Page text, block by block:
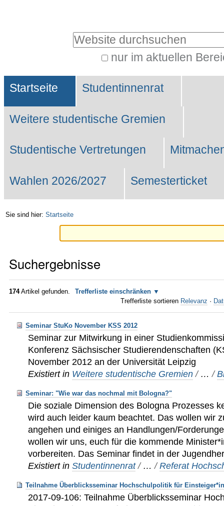
Website durchsuchen
nur im aktuellen
Suche…
Sektionen
Startseite Studentinnenrat
Weitere studentische Gremien
Studentische Vertretungen
Wahlen 2026/2027 Semesterticket
Sie sind hier: Startseite
Suchergebnisse
174Artikel gefunden.
Trefferliste einschränken
Trefferliste sortieren Relevanz ·
Seminar StuKo November KSS 2012
Seminar zur Mitwirkung in einer
Konferenz Sächsischer Studierendenschaften
November 2012 an der Universität Leipzig
Existiert in Weitere studentische Gremien / …/
Seminar: "Wie war das nochmal mit Bologna?"
Die soziale Dimension des Bologna Prozesses
wird auch leider kaum beachtet. Das wollen wir
angehen und einiges an Handlungen/
wollen wir uns, euch für die kommende
vorbereiten. Das Seminar findet in der
Existiert in Studentinnenrat / …/Referat
Teilnahme Überblicksseminar Hochschulpolitik für
2017-09-106: Teilnahme Überblicksseminar